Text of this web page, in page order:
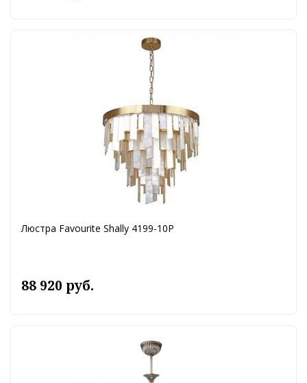
Люстра Favourite Shally 4199-10P
88 920 руб.